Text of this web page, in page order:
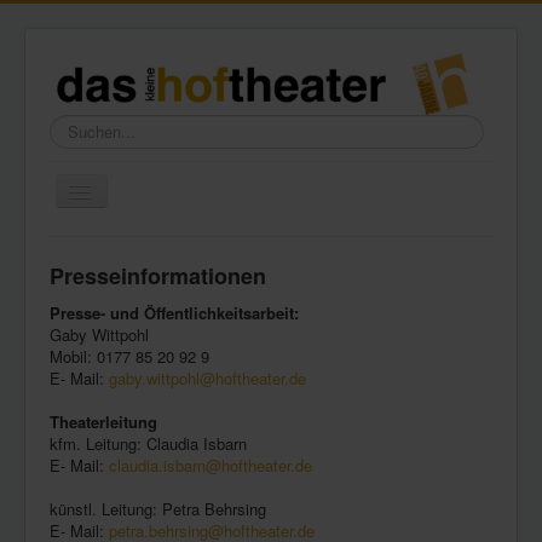
Suchen...
Freundeskreis
Galerie
Presse
Kontakt
Presseinformationen
Presse- und Öffentlichkeitsarbeit:
Gaby Wittpohl
Mobil: 0177 85 20 92 9
E- Mail: gaby.wittpohl@hoftheater.de
Theaterleitung
kfm. Leitung: Claudia Isbarn
E- Mail: claudia.isbarn@hoftheater.de
künstl. Leitung: Petra Behrsing
E- Mail: petra.behrsing@hoftheater.de